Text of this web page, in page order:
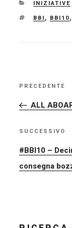
CATEGORIE
INIZIATIVE
TAG
BBI , BBI10,
Articolo
PRECEDENTE
ALL
Articolo
successivo
SUCCESSIVO
#BBI10 –
consegna